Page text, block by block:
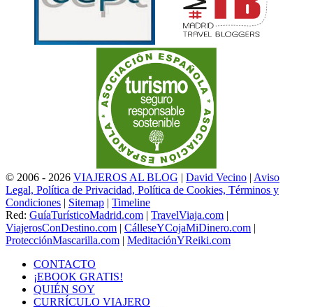
© 2006 - 2026 VIAJEROS AL BLOG | David Vecino | Aviso
Legal, Política de Privacidad, Política de Cookies, Términos y
Condiciones | Sitemap | Timeline
Red: GuíaTurísticoMadrid.com | TravelViaja.com |
ViajerosConDestino.com | CálleseYCojaMiDinero.com |
ProtecciónMascarilla.com | MeditaciónYReiki.com
CONTACTO
¡EBOOK GRATIS!
QUIÉN SOY
CURRÍCULO VIAJERO